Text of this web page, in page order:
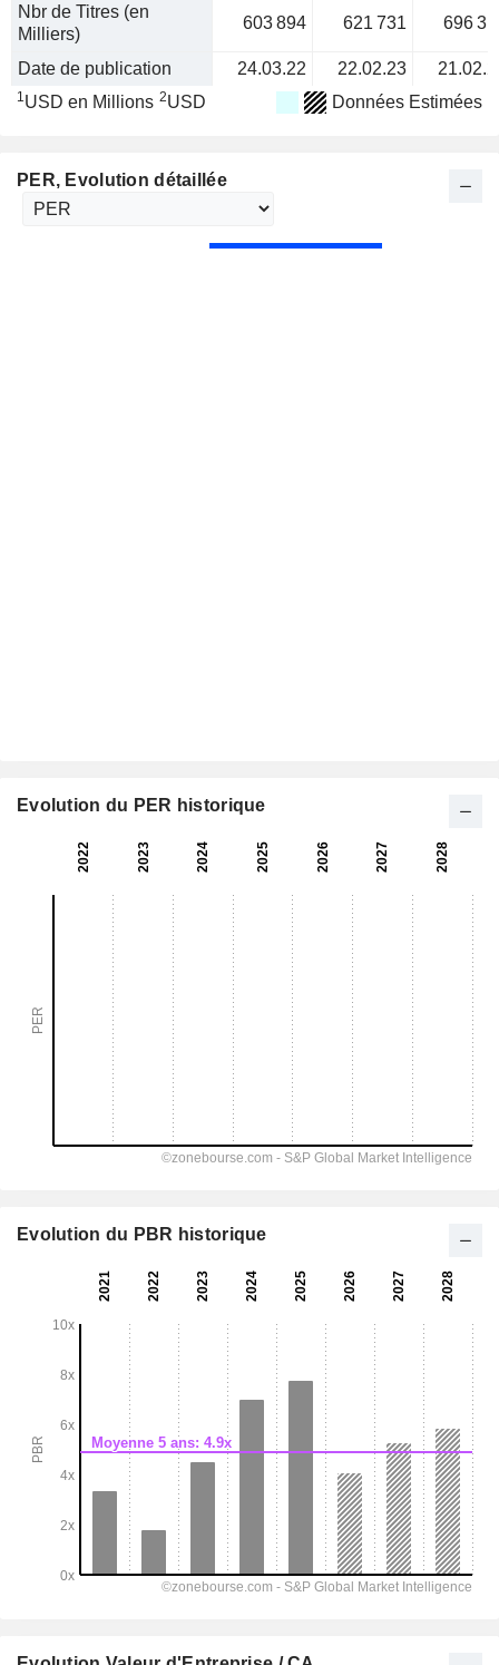
Nbr de Titres (en
Milliers)
603 894 621 731 696
Date de publication 24.03.22 22.02.23
1USD en Millions 2USD Données Estimées
PER, Evolution détaillée
Evolution du PER historique
Evolution du PBR historique